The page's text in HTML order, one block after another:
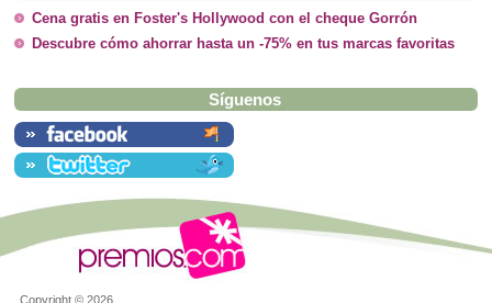
Cena gratis en Foster's Hollywood con el cheque Gorrón
Descubre cómo ahorrar hasta un -75% en tus marcas favoritas
Síguenos
Copyright © 2026.